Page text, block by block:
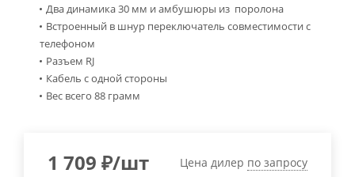
Два динамика 30 мм и амбушюры из поролона
Встроенный в шнур переключатель совместимости с
телефоном
Разъем RJ
Кабель с одной стороны
Вес всего 88 грамм
1 709 ₽/шт Цена дилер по запросу